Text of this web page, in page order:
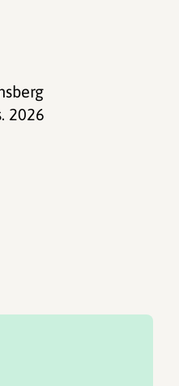
2026